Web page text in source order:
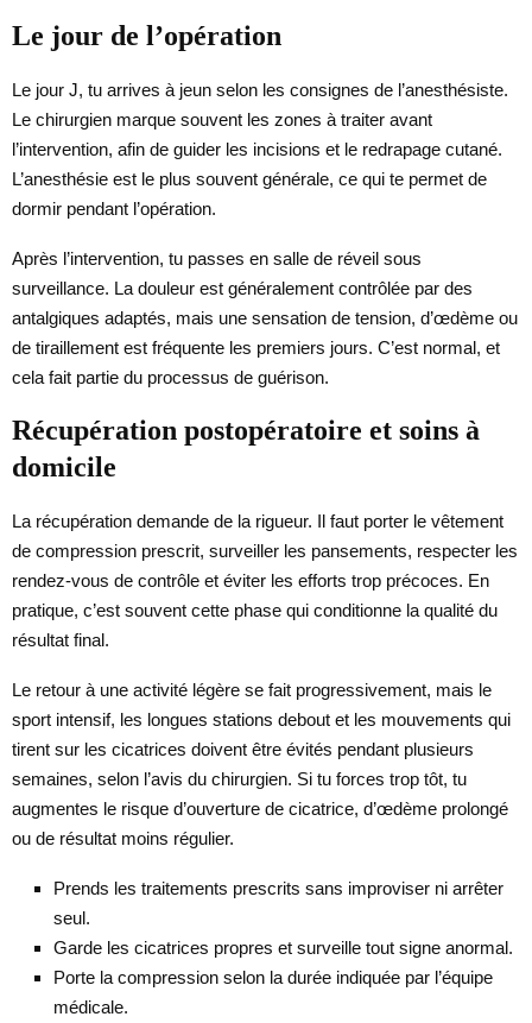
Le jour de l’opération
Le jour J, tu arrives à jeun selon les consignes de l’anesthésiste.
Le chirurgien marque souvent les zones à traiter avant
l’intervention, afin de guider les incisions et le redrapage cutané.
L’anesthésie est le plus souvent générale, ce qui te permet de
dormir pendant l’opération.
Après l’intervention, tu passes en salle de réveil sous
surveillance. La douleur est généralement contrôlée par des
antalgiques adaptés, mais une sensation de tension, d’œdème ou
de tiraillement est fréquente les premiers jours. C’est normal, et
cela fait partie du processus de guérison.
Récupération postopératoire et soins à
domicile
La récupération demande de la rigueur. Il faut porter le vêtement
de compression prescrit, surveiller les pansements, respecter les
rendez-vous de contrôle et éviter les efforts trop précoces. En
pratique, c’est souvent cette phase qui conditionne la qualité du
résultat final.
Le retour à une activité légère se fait progressivement, mais le
sport intensif, les longues stations debout et les mouvements qui
tirent sur les cicatrices doivent être évités pendant plusieurs
semaines, selon l’avis du chirurgien. Si tu forces trop tôt, tu
augmentes le risque d’ouverture de cicatrice, d’œdème prolongé
ou de résultat moins régulier.
Prends les traitements prescrits sans improviser ni arrêter
seul.
Garde les cicatrices propres et surveille tout signe anormal.
Porte la compression selon la durée indiquée par l’équipe
médicale.